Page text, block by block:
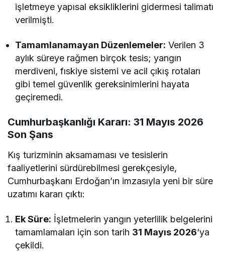
işletmeye yapısal eksikliklerini gidermesi talimatı
verilmişti.
Tamamlanamayan Düzenlemeler: Verilen 3
aylık süreye rağmen birçok tesis; yangın
merdiveni, fıskiye sistemi ve acil çıkış rotaları
gibi temel güvenlik gereksinimlerini hayata
geçiremedi.
Cumhurbaşkanlığı Kararı: 31 Mayıs 2026
Son Şans
Kış turizminin aksamaması ve tesislerin
faaliyetlerini sürdürebilmesi gerekçesiyle,
Cumhurbaşkanı Erdoğan’ın imzasıyla yeni bir süre
uzatımı kararı çıktı:
Ek Süre: İşletmelerin yangın yeterlilik belgelerini
tamamlamaları için son tarih 31 Mayıs 2026‘ya
çekildi.